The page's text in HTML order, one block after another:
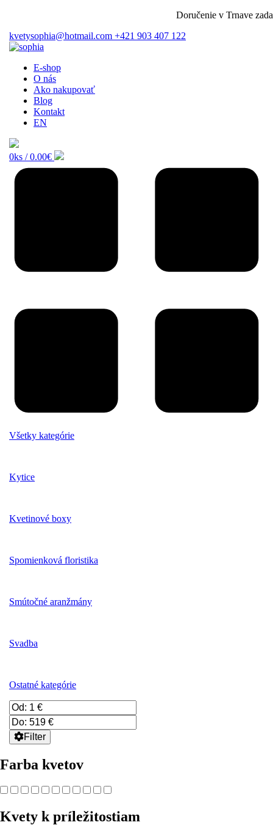
Doručenie v Trnave
kvetysophia@hotmail.com +421 903 407 122
E-shop
O nás
Ako nakupovať
Blog
Kontakt
EN
0ks /0.00€
Všetky kategórie
Kytice
Kvetinové boxy
Spomienková floristika
Smútočné aranžmány
Svadba
Ostatné kategórie
Filter
Farba kvetov
Kvety k príležitostiam